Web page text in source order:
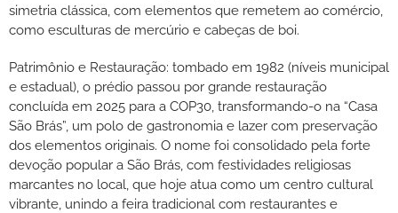
simetria clássica, com elementos que remetem ao comércio,
como esculturas de mercúrio e cabeças de boi.
Patrimônio e Restauração: tombado em 1982 (níveis municipal
e estadual), o prédio passou por grande restauração
concluída em 2025 para a COP30, transformando-o na “Casa
São Brás”, um polo de gastronomia e lazer com preservação
dos elementos originais. O nome foi consolidado pela forte
devoção popular a São Brás, com festividades religiosas
marcantes no local, que hoje atua como um centro cultural
vibrante, unindo a feira tradicional com restaurantes e